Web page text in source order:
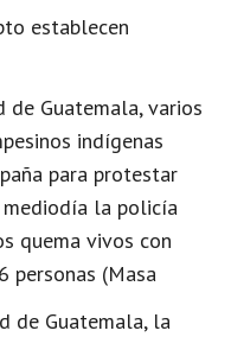
establecen
de Guatemala, varios
indígenas
para protestar
mediodía la policía
quema vivos con
personas (Masa
de Guatemala, la